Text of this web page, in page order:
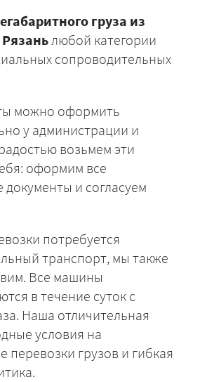
груза из
любой категории
сопроводительных
можно оформить
у администрации и
возьмем эти
оформим все
и согласуем
потребуется
транспорт, мы также
Все машины
в течение суток с
Наша отличительная
условия на
перевозки грузов и гибкая